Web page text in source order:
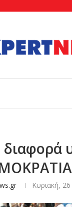
διαφορά
Κυριακή,